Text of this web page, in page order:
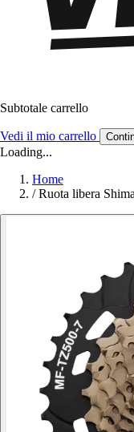
Subtotale carrello
Vedi il mio carrello
Loading...
Home
/ Ruota libera